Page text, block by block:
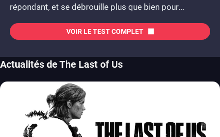
répondant, et se débrouille plus que bien pour...
VOIR LE TEST COMPLET
Actualités de The Last of Us